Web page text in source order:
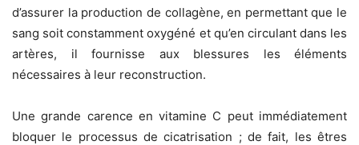
d’assurer la production de collagène, en permettant que le
sang soit constamment oxygéné et qu’en circulant dans les
artères, il fournisse aux blessures les éléments
nécessaires à leur reconstruction.
Une grande carence en vitamine C peut immédiatement
bloquer le processus de cicatrisation ; de fait, les êtres